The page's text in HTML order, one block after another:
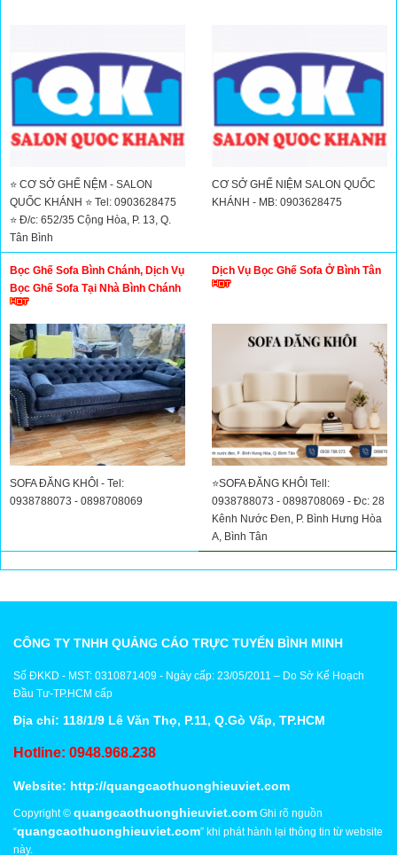
⭐ CƠ SỞ GHẾ NỆM - SALON
QUỐC KHÁNH ⭐ Tel: 0903628475
⭐ Đ/c: 652/35 Cộng Hòa, P. 13, Q.
Tân Bình
CƠ SỞ GHẾ NIỆM SALON QUỐC
KHÁNH - MB: 0903628475
Bọc Ghế Sofa Bình Chánh, Dịch Vụ
Bọc Ghế Sofa Tại Nhà Bình Chánh
SOFA ĐĂNG KHÔI - Tel:
0938788073 - 0898708069
Dịch Vụ Bọc Ghế Sofa Ở Bình Tân
⭐SOFA ĐĂNG KHÔI Tell:
0938788073 - 0898708069 - Đc: 28
Kênh Nước Đen, P. Bình Hưng Hòa
A, Bình Tân
CÔNG TY TNHH QUẢNG CÁO TRỰC TUYẾN BÌNH MINH
Số ĐKKD - MST: 0310871409 - Ngày cấp: 23/05/2011 – Do Sở Kế Hoạch
Đầu Tư-TP.HCM cấp
Địa chỉ: 118/1/9 Lê Văn Thọ, P.11, Q.Gò Vấp, TP.HCM
Hotline: 0948.968.238
Website: http://quangcaothuonghieuviet.com
Copyright © quangcaothuonghieuviet.com Ghi rõ nguồn
“quangcaothuonghieuviet.com” khi phát hành lại thông tin từ website
này.